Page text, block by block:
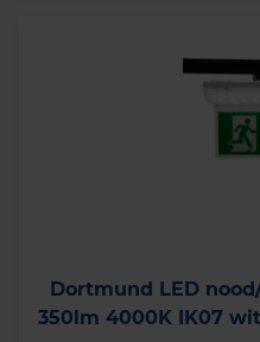
Dortmund LED
350lm 4000K IK07